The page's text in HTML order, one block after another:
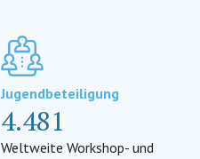
Jugendbeteiligung
4.481
Weltweite Workshop- und